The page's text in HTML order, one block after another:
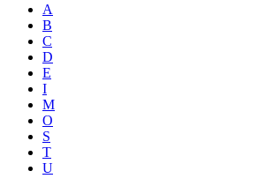
A
B
C
D
E
I
M
O
S
T
U